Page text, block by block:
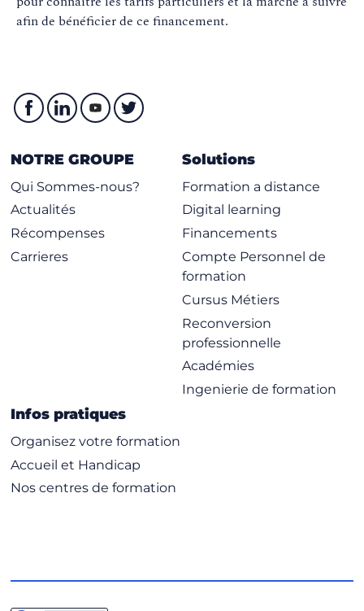
CYBERSECURITE
pour faire face aux menaces
analyser et répondre aux
d'Intervention) , et pour
piloter la stratégie de sécurité
et assurer la résilience de
l'organisation (PASI - Centre
de Commandement
En complément,
modules spécialisés
permettent d’adresser tous les
enjeux : gouvernance,
conformité ISO/PECB,
technique pourintégrer l’IA
afin de bénéficier de ce financement.
NOTRE GROUPE
Qui Sommes-nous?
Actualités
Récompenses
Carrieres
Solutions
Formation a distance
Digital learning
Financements
Compte Personnel de
formation
Cursus Métiers
Reconversion
professionnelle
Académies
Ingenierie de formation
Infos pratiques
Organisez votre formation
Accueil et Handicap
Nos centres de formation